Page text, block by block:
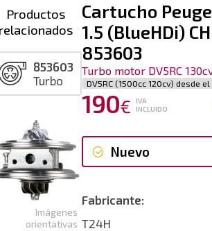
Cartucho
1.5 (BlueHDi)
853603
Turbo motor DV5RC
DV5RC (1500cc 120cv) desde
190€
IVA
INCLUIDO
Nuevo
Fabricante:
T24H
Imágenes
orientativas
Productos
853603
Turbo